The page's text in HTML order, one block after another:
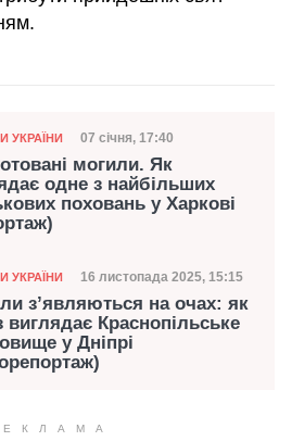
УКРАЇНИ Дата публікації
07 січня, 17:40
могили. Як
одне з найбільших
поховань у Харкові
УКРАЇНИ Дата публікації
16 листопада 2025, 15:15
з’являються на очах: як
виглядає Краснопільське
у Дніпрі